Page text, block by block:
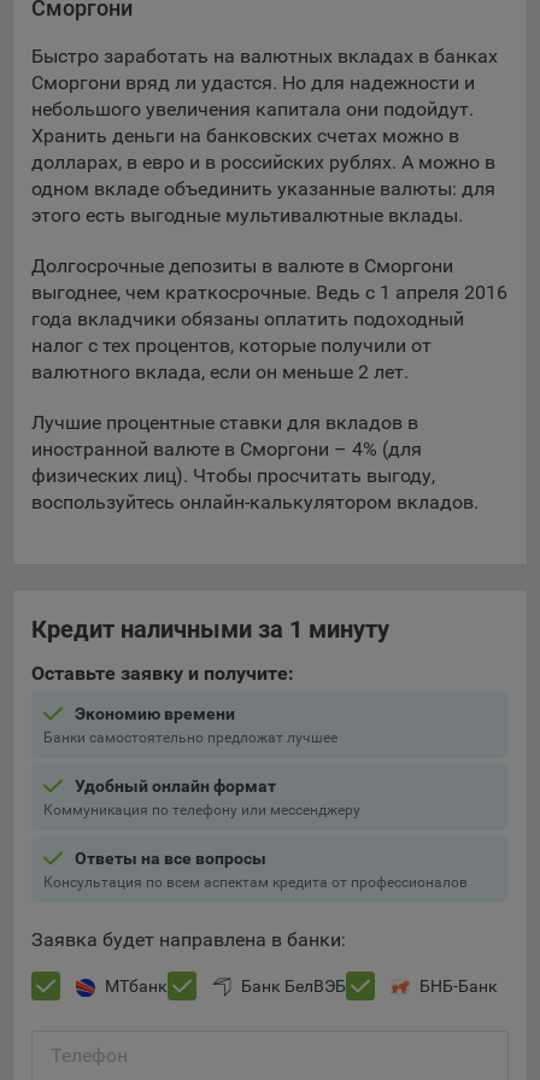
Подобные функции улучшают условия работы
9.3. Файлы cookie предпочтений, например, для настройки
контента. Данные файлы cookie собирают информацию о
выборе пользователя на сайте и его предпочтениях и
позволяют Обществу «запомнить» информацию о
выбранном пользователем городе и других местных
настройках для того, чтобы соответствующим образом
9.4. Аналитические файлы cookie, например
Яндекс.Метрика, Google Analytics. Данные файлы cookie
собирают информацию о том, как пользователь
использовал сайты, и позволяют Обществу вносить в них
улучшения.
Аналитические файлы cookie показывают, какие страницы
сайта Общества посещаются чаще всего, помогают
выявлять трудности, возникающие при использовании
сайта, а также позволяют оценить эффективность
9.5. Файлы cookie, применяемые для определения целевой
аудитории и в рекламных целях, например Яндекс.Метрика,
Технические/Функциональные, хранятся не более года;
Необходимые для функционирования веб-аналитических
платформ «Google Analytics», «Яндекс.Метрика»
передаются третьим лицам, часть из которых хранятся во
время пользования сайтом;
Остальные - не более года.
Отключение аналитических файлов cookie не позволяет
определять предпочтения пользователей сайта, в том числе
меры по совершенствованию работы сайта исходя из
Сморгони
Быстро заработать на валютных вкладах в банках
Сморгони вряд ли удастся. Но для надежности и
небольшого увеличения капитала они подойдут.
Хранить деньги на банковских счетах можно в
долларах, в евро и в российских рублях. А можно в
одном вкладе объединить указанные валюты: для
этого есть выгодные мультивалютные вклады.
Долгосрочные депозиты в валюте в Сморгони
выгоднее, чем краткосрочные. Ведь с 1 апреля 2016
года вкладчики обязаны оплатить подоходный
налог с тех процентов, которые получили от
валютного вклада, если он меньше 2 лет.
Лучшие процентные ставки для вкладов в
иностранной валюте в Сморгони – 4% (для
физических лиц). Чтобы просчитать выгоду,
воспользуйтесь онлайн-калькулятором вкладов.
Кредит наличными за 1 минуту
Оставьте заявку и получите:
Экономию времени
Банки самостоятельно предложат лучшее
Удобный онлайн формат
Коммуникация по телефону или мессенджеру
Ответы на все вопросы
Консультация по всем аспектам кредита от профессионалов
Заявка будет направлена в банки:
МТбанк Банк БелВЭБ БНБ-Банк
Телефон